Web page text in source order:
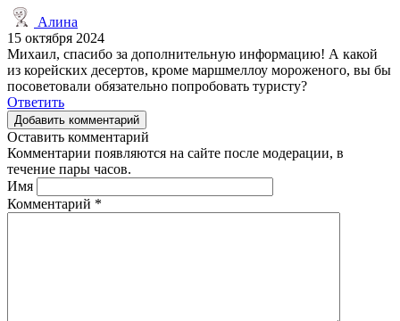
Алина
15 октября 2024
Михаил, спасибо за дополнительную информацию! А какой
из корейских десертов, кроме маршмеллоу мороженого, вы бы
посоветовали обязательно попробовать туристу?
Ответить
Добавить комментарий
Оставить комментарий
Комментарии появляются на сайте после модерации, в
течение пары часов.
Имя
Комментарий *